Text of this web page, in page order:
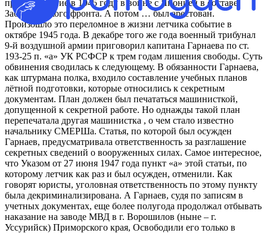
принял участие в 1945 году в войне с Японией в составе
Забайкальского фронта. А потом … был арестован.
Произошло это переломное в жизни летчика событие в
октябре 1945 года. В декабре того же года военный трибунал
9-й воздушной армии приговорил капитана Гарнаева по ст.
193-25 п. «а» УК РСФСР к трем годам лишения свободы. Суть
обвинения сводилась к следующему. В обязанности Гарнаева,
как штурмана полка, входило составление учебных планов
лётной подготовки, которые относились к секретным
документам. План должен был печататься машинисткой,
допущенной к секретной работе. Но однажды такой план
перепечатала другая машинистка , о чем стало известно
начальнику СМЕРШа. Статья, по которой был осужден
Гарнаев, предусматривала ответственность за разглашение
секретных сведений о вооруженных силах. Самое интересное,
что Указом от 27 июня 1947 года пункт «а» этой статьи, по
которому летчик как раз и был осужден, отменили. Как
говорят юристы, уголовная ответственность по этому пункту
была декриминализирована. А Гарнаев, судя по записям в
учетных документах, еще более полугода продолжал отбывать
наказание на заводе МВД в г. Ворошилов (ныне – г.
Уссурийск) Приморского края, Освободили его только в